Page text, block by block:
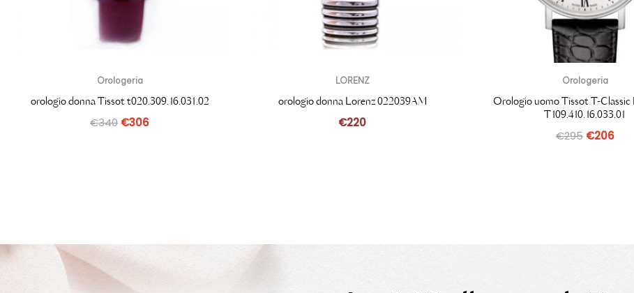
Orologeria
orologio donna Tissot t020.309.16.031.02
€340 €306
LORENZ
orologio donna Lorenz 022039AM
€220
Orologeria
Orologio uomo Tissot T-Classic
T109.410.16.033.01
€295 €206